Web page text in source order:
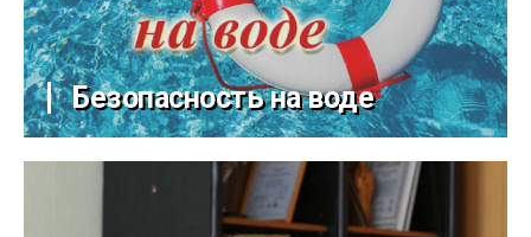
Безопасность на воде